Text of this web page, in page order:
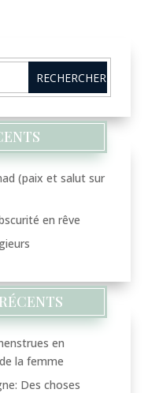
(paix et salut sur
en rêve
en
la femme
Des choses